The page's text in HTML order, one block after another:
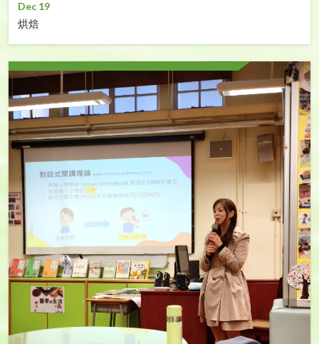
Dec 19
烘焙